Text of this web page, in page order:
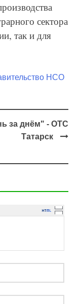
сектора
так и для
НСО
за днём" - ОТС
Татарск